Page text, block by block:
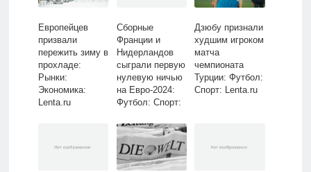
Европейцев
призвали
пережить зиму в
прохладе:
Рынки:
Экономика:
Lenta.ru
Cборные
Франции и
Нидерландов
сыграли первую
нулевую ничью
на Евро-2024:
Футбол: Спорт:
Дзюбу признали
худшим игроком
матча
чемпионата
Турции: Футбол:
Спорт: Lenta.ru